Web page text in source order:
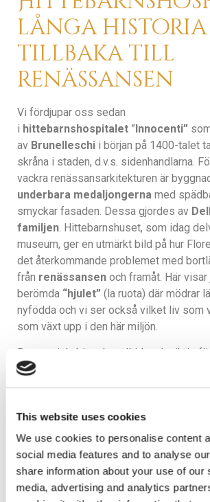
This website uses cookies
We use cookies to personalise content
social media features and to analyse
share information about your use of our
media, advertising and analytics
långa
tillbaka till
renässansen
Vi fördjupar oss sedan
i hittebarnshospitalet ”Innocenti”
av Brunelleschi i början på 1400-talet
skråna i staden, d.v.s. sidenhandlarna.
vackra renässansarkitekturen är
underbara medaljongerna med
smyckar fasaden. Dessa gjordes av
familjen . Hittebarnshuset, som idag
museum, ger en utmärkt bild på hur
det återkommande problemet med
från renässansen och framåt. Här
berömda “hjulet” (la ruota) där mödrar
nyfödda och vi ser också vilket liv som
som växt upp i den här miljön.
Den sociala biten har alltid varit viktig för
idag är Piazza SS. Annunziata ett torg
mötesplats. Här organiseras
ligger även det Arkeologiska museet här.